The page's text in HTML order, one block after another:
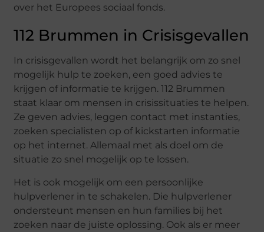
over het Europees sociaal fonds.
112 Brummen in Crisisgevallen
In crisisgevallen wordt het belangrijk om zo snel
mogelijk hulp te zoeken, een goed advies te
krijgen of informatie te krijgen. 112 Brummen
staat klaar om mensen in crisissituaties te helpen.
Ze geven advies, leggen contact met instanties,
zoeken specialisten op of kickstarten informatie
op het internet. Allemaal met als doel om de
situatie zo snel mogelijk op te lossen.
Het is ook mogelijk om een persoonlijke
hulpverlener in te schakelen. Die hulpverlener
ondersteunt mensen en hun families bij het
zoeken naar de juiste oplossing. Ook als er meer